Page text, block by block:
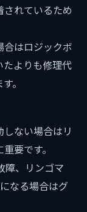
れているため
はロジックボ
よりも修理代
。
ない場合はリ
要です。
障、リンゴマ
なる場合はグ